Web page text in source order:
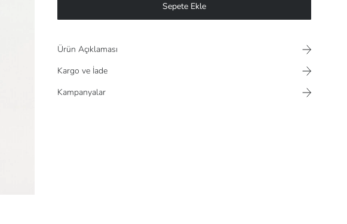
Sepete Ekle
Ürün Açıklaması
Kargo ve İade
Kampanyalar